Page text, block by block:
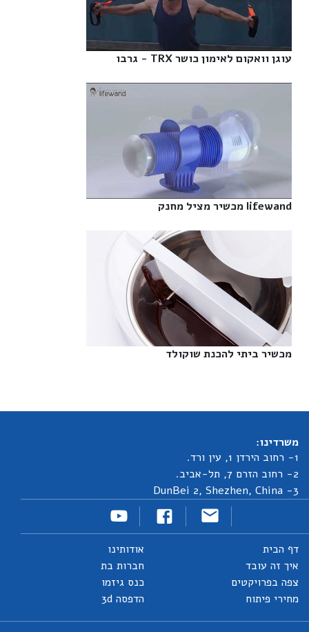
עוגן וואקום לאימון כושר TRX - גרבו‎
lifewand מכשיר מציל מחנק‎
מכשיר ביתי להכנת שוקולד‎
משרדינו:
1- רחוב הירדן 1, עין ורד.
2- רחוב הזרם 7, תל-אביב.
3- DunBei 2, Shezhen, China
דף הבית
איך זה עובד
צפה בפרויקטים
מחירי פיתוח
אודותינו
חברות בת
כנס גיזמו
הדפסה 3d